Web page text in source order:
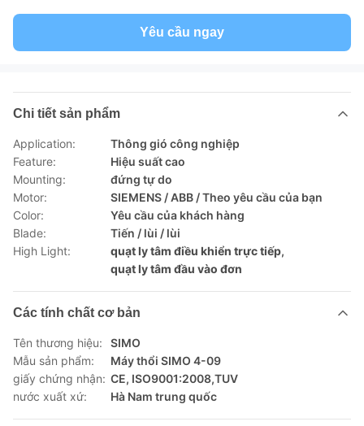
Yêu cầu ngay
Chi tiết sản phẩm
Application:
Thông gió công nghiệp
Feature:
Hiệu suất cao
Mounting:
đứng tự do
Motor:
SIEMENS / ABB / Theo yêu cầu của bạn
Color:
Yêu cầu của khách hàng
Blade:
Tiến / lùi / lùi
High Light:
quạt ly tâm điều khiển trực tiếp,
quạt ly tâm đầu vào đơn
Các tính chất cơ bản
Tên thương hiệu:
SIMO
Mẫu sản phẩm:
Máy thổi SIMO 4-09
giấy chứng nhận: CE, ISO9001:2008,TUV
nước xuất xứ:
Hà Nam trung quốc